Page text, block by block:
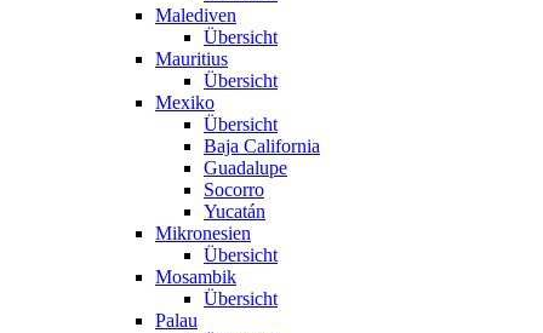
Malediven
Übersicht
Mauritius
Übersicht
Mexiko
Übersicht
Baja California
Guadalupe
Socorro
Yucatán
Mikronesien
Übersicht
Mosambik
Übersicht
Palau